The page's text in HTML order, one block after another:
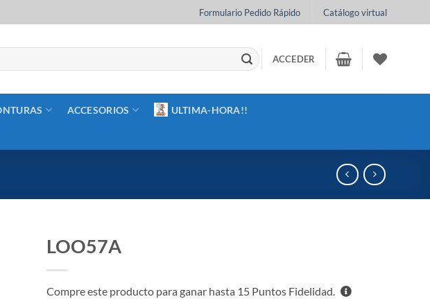
Formulario Pedido Rápido Catálogo virtual
ACCEDER
ACCESORIOS ULTIMA-HORA!!
LOO57A
Compre este producto para ganar hasta 15 Puntos Fidelidad.